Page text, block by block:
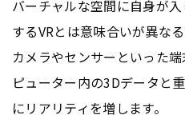
バーチャルな空間に自身が
するVRとは意味合いが異な
カメラやセンサーといった
ピューター内の3Dデータと
にリアリティを増します。